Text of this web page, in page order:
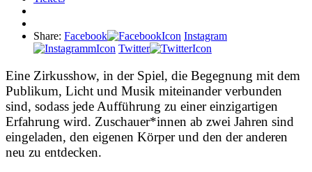
Share: Facebook
Instagram
Twitter
Eine Zirkusshow, in der Spiel, die Begegnung mit dem
Publikum, Licht und Musik miteinander verbunden
sind, sodass jede Aufführung zu einer einzigartigen
Erfahrung wird. Zuschauer*innen ab zwei Jahren sind
eingeladen, den eigenen Körper und den der anderen
neu zu entdecken.